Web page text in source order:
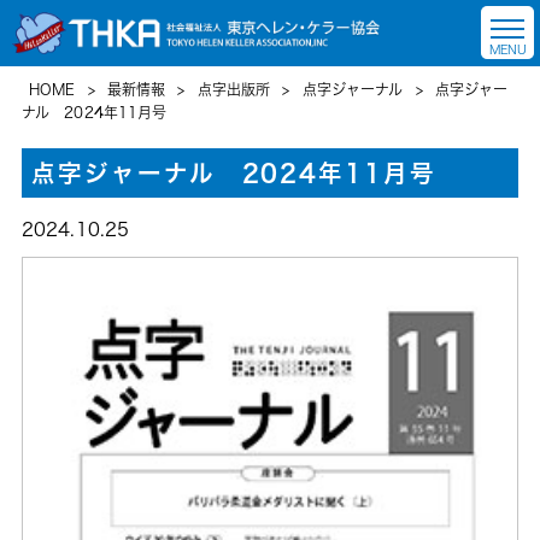
HOME > 最新情報 > 点字出版所 > 点字ジャーナル >
点字ジャー
ナル 2024年11月号
点字ジャーナル 2024年11月号
2024.10.25